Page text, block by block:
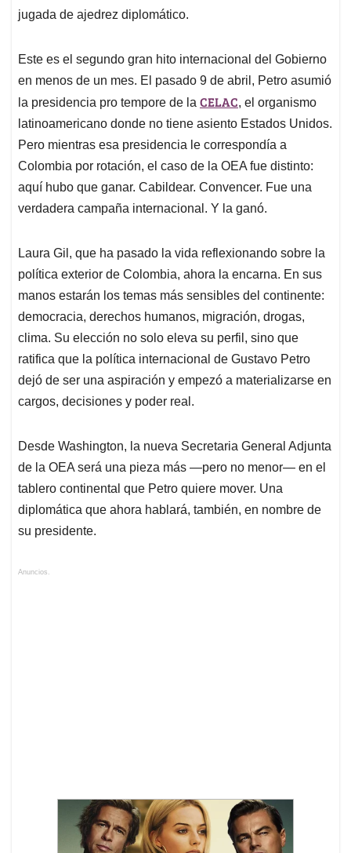
jugada de ajedrez diplomático.
Este es el segundo gran hito internacional del Gobierno
en menos de un mes. El pasado 9 de abril, Petro asumió
la presidencia pro tempore de la CELAC, el organismo
latinoamericano donde no tiene asiento Estados Unidos.
Pero mientras esa presidencia le correspondía a
Colombia por rotación, el caso de la OEA fue distinto:
aquí hubo que ganar. Cabildear. Convencer. Fue una
verdadera campaña internacional. Y la ganó.
Laura Gil, que ha pasado la vida reflexionando sobre la
política exterior de Colombia, ahora la encarna. En sus
manos estarán los temas más sensibles del continente:
democracia, derechos humanos, migración, drogas,
clima. Su elección no solo eleva su perfil, sino que
ratifica que la política internacional de Gustavo Petro
dejó de ser una aspiración y empezó a materializarse en
cargos, decisiones y poder real.
Desde Washington, la nueva Secretaria General Adjunta
de la OEA será una pieza más —pero no menor— en el
tablero continental que Petro quiere mover. Una
diplomática que ahora hablará, también, en nombre de
su presidente.
Anuncios.